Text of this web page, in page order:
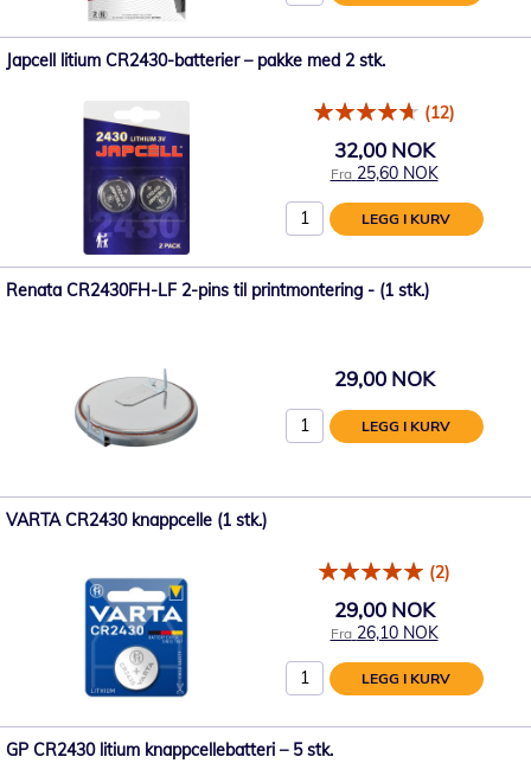
Japcell litium CR2430-batterier – pakke med 2 stk.
(12)
32,00 NOK
Fra 25,60 NOK
LEGG I KURV
Renata CR2430FH-LF 2-pins til printmontering - (1 stk.)
29,00 NOK
LEGG I KURV
VARTA CR2430 knappcelle (1 stk.)
(2)
29,00 NOK
Fra 26,10 NOK
LEGG I KURV
GP CR2430 litium knappcellebatteri – 5 stk.